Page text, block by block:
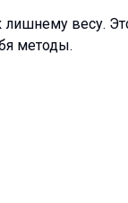
весу.
методы.